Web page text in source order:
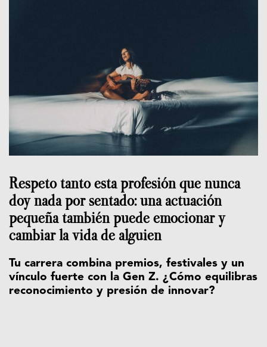
Respeto tanto esta profesión que nunca
doy nada por sentado: una actuación
pequeña también puede emocionar y
cambiar la vida de alguien
Tu carrera combina premios, festivales y un
vínculo fuerte con la Gen Z. ¿Cómo equilibras
reconocimiento y presión de innovar?